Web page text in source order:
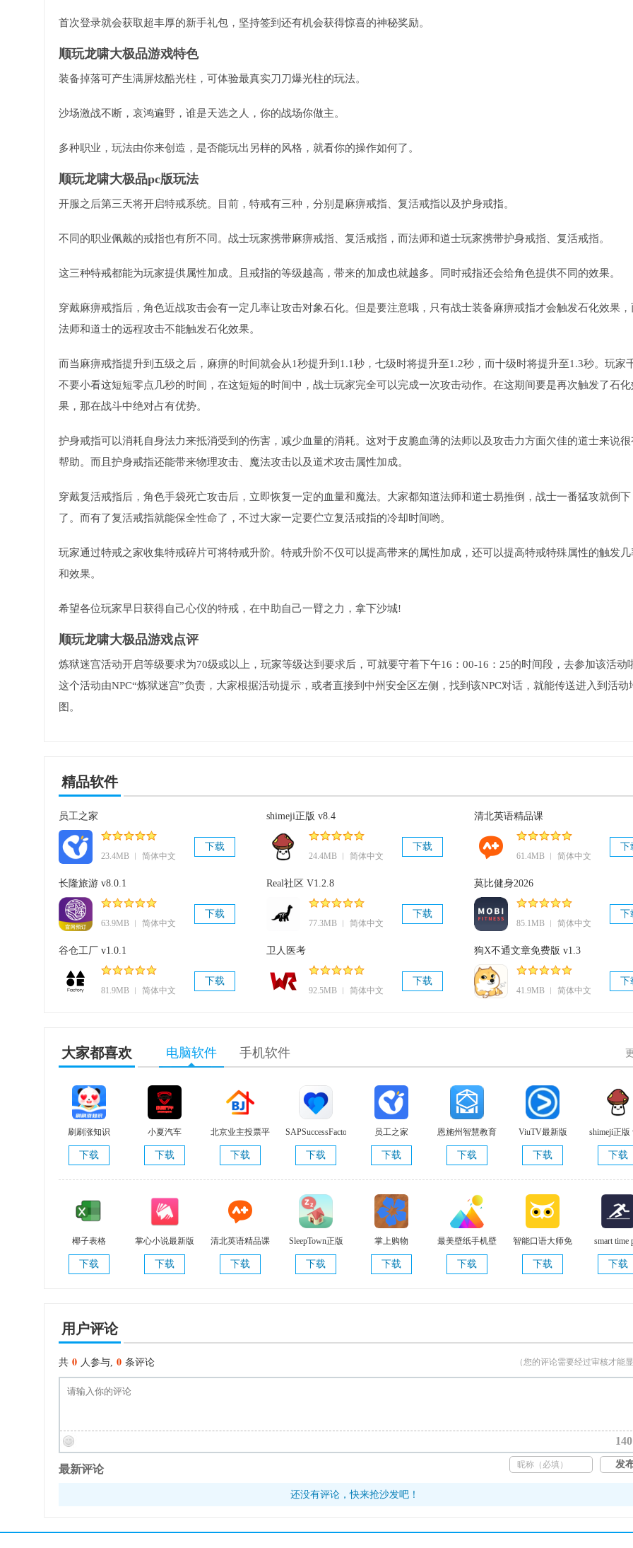
首次登录就会获取超丰厚的新手礼包，坚持签到还有机会获得惊喜的神秘奖励。
顺玩龙啸大极品游戏特色
装备掉落可产生满屏炫酷光柱，可体验最真实刀刀爆光柱的玩法。
沙场激战不断，哀鸿遍野，谁是天选之人，你的战场你做主。
多种职业，玩法由你来创造，是否能玩出另样的风格，就看你的操作如何了。
顺玩龙啸大极品pc版玩法
开服之后第三天将开启特戒系统。目前，特戒有三种，分别是麻痹戒指、复活戒指以及护身戒指。
不同的职业佩戴的戒指也有所不同。战士玩家携带麻痹戒指、复活戒指，而法师和道士玩家携带护身戒指、复活戒指。
这三种特戒都能为玩家提供属性加成。且戒指的等级越高，带来的加成也就越多。同时戒指还会给角色提供不同的效果。
穿戴麻痹戒指后，角色近战攻击会有一定几率让攻击对象石化。但是要注意哦，只有战士装备麻痹戒指才会触发石化效果，
法师和道士的远程攻击不能触发石化效果。
而当麻痹戒指提升到五级之后，麻痹的时间就会从1秒提升到1.1秒，七级时将提升至1.2秒，而十级时将提升至1.3秒。玩家
不要小看这短短零点几秒的时间，在这短短的时间中，战士玩家完全可以完成一次攻击动作。在这期间要是再次触发了石化
果，那在战斗中绝对占有优势。
护身戒指可以消耗自身法力来抵消受到的伤害，减少血量的消耗。这对于皮脆血薄的法师以及攻击力方面欠佳的道士来说很
帮助。而且护身戒指还能带来物理攻击、魔法攻击以及道术攻击属性加成。
穿戴复活戒指后，角色手袋死亡攻击后，立即恢复一定的血量和魔法。大家都知道法师和道士易推倒，战士一番猛攻就倒下
了。而有了复活戒指就能保全性命了，不过大家一定要伫立复活戒指的冷却时间哟。
玩家通过特戒之家收集特戒碎片可将特戒升阶。特戒升阶不仅可以提高带来的属性加成，还可以提高特戒特殊属性的触发几
和效果。
希望各位玩家早日获得自己心仪的特戒，在中助自己一臂之力，拿下沙城!
顺玩龙啸大极品游戏点评
炼狱迷宫活动开启等级要求为70级或以上，玩家等级达到要求后，可就要守着下午16：00-16：25的时间段，去参加该活动
这个活动由NPC“炼狱迷宫”负责，大家根据活动提示，或者直接到中州安全区左侧，找到该NPC对话，就能传送进入到活动
图。
精品软件
员工之家
23.4MB ︱ 简体中文
下载
shimeji正版 v8.4
24.4MB ︱ 简体中文
下载
清北英语精品课
61.4MB ︱ 简体中文
下
长隆旅游 v8.0.1
63.9MB ︱ 简体中文
下载
Real社区 V1.2.8
77.3MB ︱ 简体中文
下载
莫比健身2026
85.1MB ︱ 简体中文
下
谷仓工厂 v1.0.1
81.9MB ︱ 简体中文
下载
卫人医考
92.5MB ︱ 简体中文
下载
狗X不通文章免费版 v1.3
41.9MB ︱ 简体中文
下
大家都喜欢 电脑软件 手机软件
刷刷涨知识
V1.0.1
下载
小夏汽车
下载
北京业主投票平
台 V3.2.16
下载
SAPSuccessFactorsmobile
v15.2.6
下载
员工之家
下载
恩施州智慧教育
平台手机版
v2.2.4.010 最新
下载
ViuTV最新版
下载
shimeji正版
下载
椰子表格
下载
掌心小说最新版
下载
清北英语精品课
下载
SleepTown正版
V3.4.1
下载
掌上购物
下载
最美壁纸手机壁
纸 免费版 v1.5.8
免费版
下载
智能口语大师免
费版 v2.5.2 安卓
版
下载
smart time
V2.0.5.0
下载
用户评论
（您的评论需要经过审核才能显
共 0 人参与, 0 条评论
140
发
最新评论
还没有评论，快来抢沙发吧！